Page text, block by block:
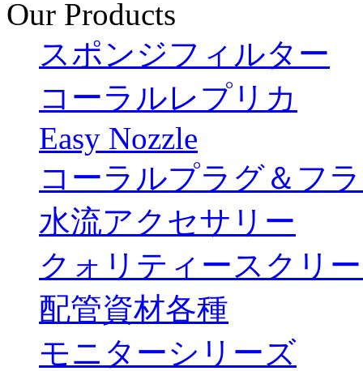
Our Products
スポンジフィルター
コーラルレプリカ
Easy Nozzle
コーラルプラグ＆フ
水流アクセサリー
クォリティースクリ
配管資材各種
モニターシリーズ